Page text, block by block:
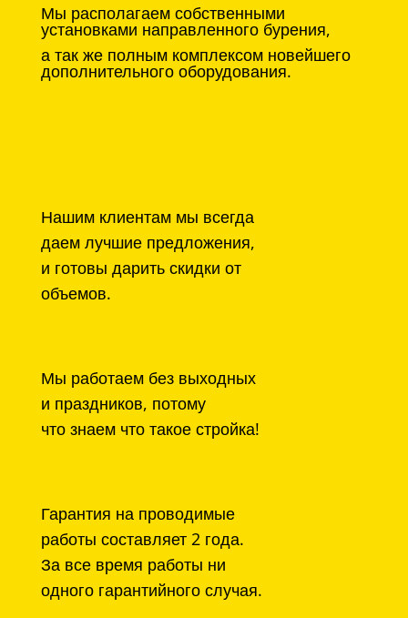
Мы располагаем собственными
установками направленного бурения,
а так же полным комплексом новейшего
дополнительного оборудования.
Нашим клиентам мы всегда
даем лучшие предложения,
и готовы дарить скидки от
объемов.
Мы работаем без выходных
и праздников, потому
что знаем что такое стройка!
Гарантия на проводимые
работы составляет 2 года.
За все время работы ни
одного гарантийного случая.